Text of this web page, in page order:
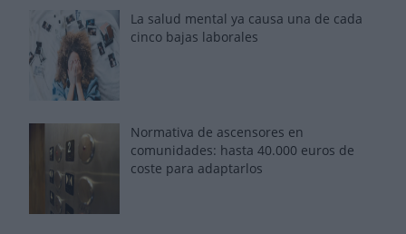
La salud mental ya causa una de cada
cinco bajas laborales
Normativa de ascensores en
comunidades: hasta 40.000 euros de
coste para adaptarlos